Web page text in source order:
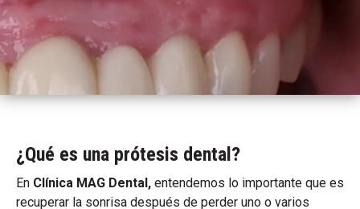
¿Qué es una prótesis dental?
En Clínica MAG Dental, entendemos lo importante que es
recuperar la sonrisa después de perder uno o varios